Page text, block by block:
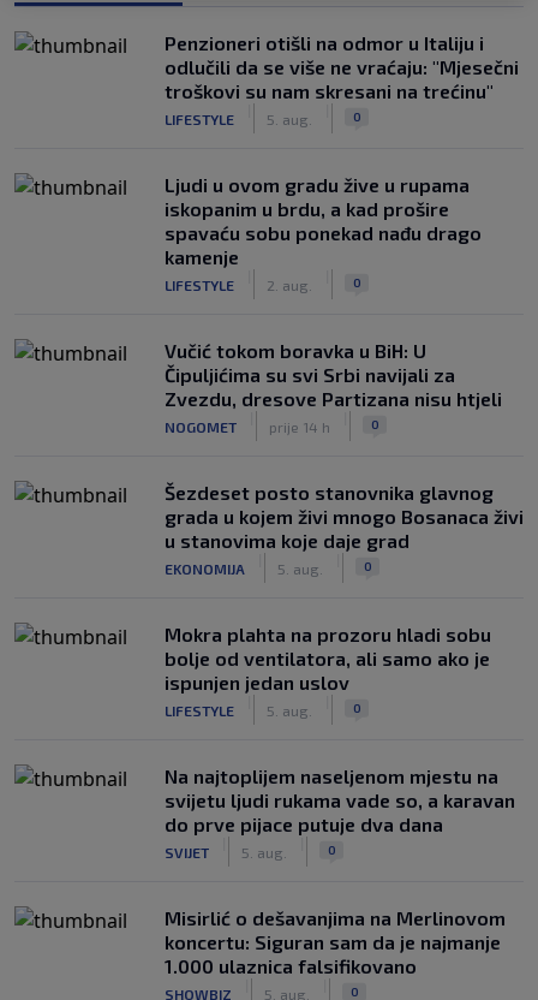
Penzioneri otišli na odmor u Italiju i
odlučili da se više ne vraćaju: "Mjesečni
troškovi su nam skresani na trećinu"
LIFESTYLE 5. aug. 0
Ljudi u ovom gradu žive u rupama
iskopanim u brdu, a kad prošire
spavaću sobu ponekad nađu drago
kamenje
LIFESTYLE 2. aug. 0
Vučić tokom boravka u BiH: U
Čipuljićima su svi Srbi navijali za
Zvezdu, dresove Partizana nisu htjeli
NOGOMET prije 14 h 0
Šezdeset posto stanovnika glavnog
grada u kojem živi mnogo Bosanaca živi
u stanovima koje daje grad
EKONOMIJA 5. aug. 0
Mokra plahta na prozoru hladi sobu
bolje od ventilatora, ali samo ako je
ispunjen jedan uslov
LIFESTYLE 5. aug. 0
Na najtoplijem naseljenom mjestu na
svijetu ljudi rukama vade so, a karavan
do prve pijace putuje dva dana
SVIJET 5. aug. 0
Misirlić o dešavanjima na Merlinovom
koncertu: Siguran sam da je najmanje
1.000 ulaznica falsifikovano
SHOWBIZ 5. aug. 0